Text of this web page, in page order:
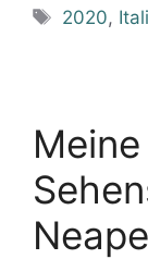
2020,